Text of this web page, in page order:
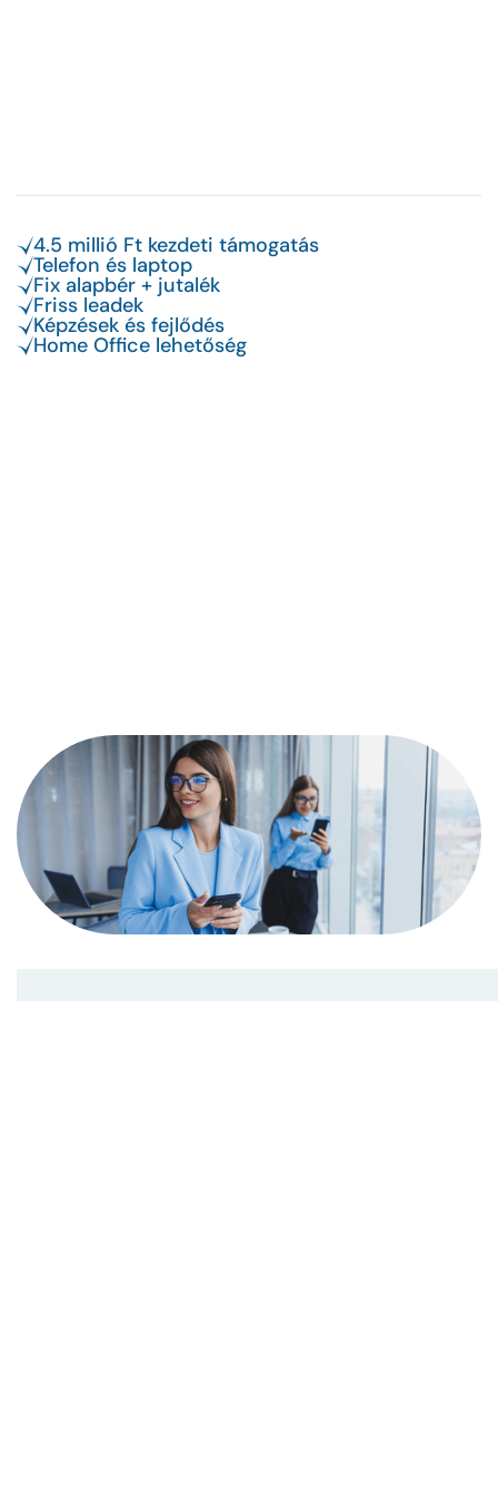
4.5 millió Ft kezdeti támogatás
Telefon és laptop
Fix alapbér + jutalék
Friss leadek
Képzések és fejlődés
Home Office lehetőség